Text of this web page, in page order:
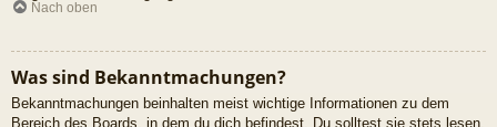
Nach oben
Was sind Bekanntmachungen?
Bekanntmachungen beinhalten meist wichtige Informationen zu dem
Bereich des Boards, in dem du dich befindest. Du solltest sie stets lesen.